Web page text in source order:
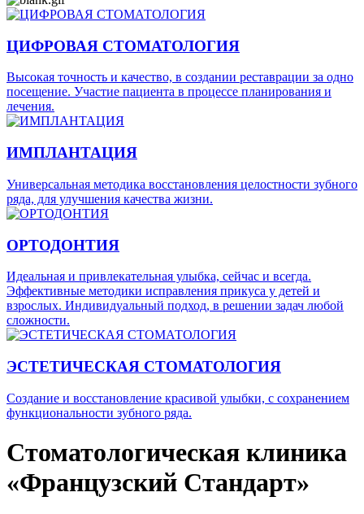
ЦИФРОВАЯ СТОМАТОЛОГИЯ
Высокая точность и качество, в создании реставрации за одно
посещение. Участие пациента в процессе планирования и
лечения.
ИМПЛАНТАЦИЯ
Универсальная методика восстановления целостности зубного
ряда, для улучшения качества жизни.
ОРТОДОНТИЯ
Идеальная и привлекательная улыбка, сейчас и всегда.
Эффективные методики исправления прикуса у детей и
взрослых. Индивидуальный подход, в решении задач любой
сложности.
ЭСТЕТИЧЕСКАЯ СТОМАТОЛОГИЯ
Создание и восстановление красивой улыбки, с сохранением
функциональности зубного ряда.
Стоматологическая клиника
«Французский Стандарт»